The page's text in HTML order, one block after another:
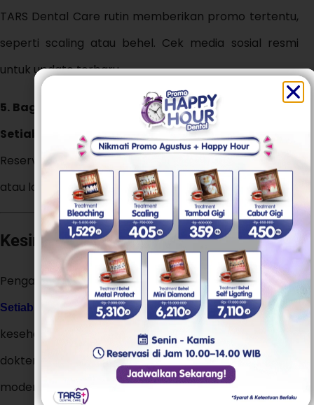
TARS Dental Care rutin memberikan promo tertentu,
seperti scaling atau behel. Cek media sosial resmi
untuk update terbaru.
5. Bagaimana cara reservasi di TARS Dental Care
Setiabudi?
Reservasi bisa dilakukan melalui WhatsApp, telepon,
atau langsung datang ke klinik.
Kesimpulan
Pengalaman perawatan gigi diTARS Dental Care
Setiabudi , Jakarta Selatantidak hanya soal
kesehatan, tapi juga kenyamanan pasien. Dengan
dokter profesional, pelayanan ramah, dan fasilitas
modern, klinik ini menjadi pilihan tepat untuk scaling,